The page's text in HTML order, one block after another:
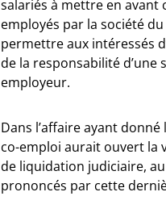
salariés à mettre en avant
employés par la société
permettre aux intéressés
de la responsabilité
employeur.
Dans l’affaire ayant
co-emploi aurait ouvert la
de liquidation judiciaire,
prononcés par cette